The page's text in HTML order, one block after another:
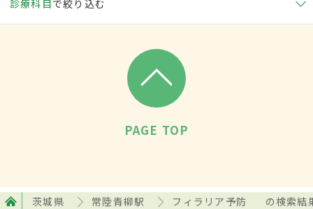
診療科目で絞り込む
PAGE TOP
茨城県 常陸青柳駅 フィラリア予防 の検索結